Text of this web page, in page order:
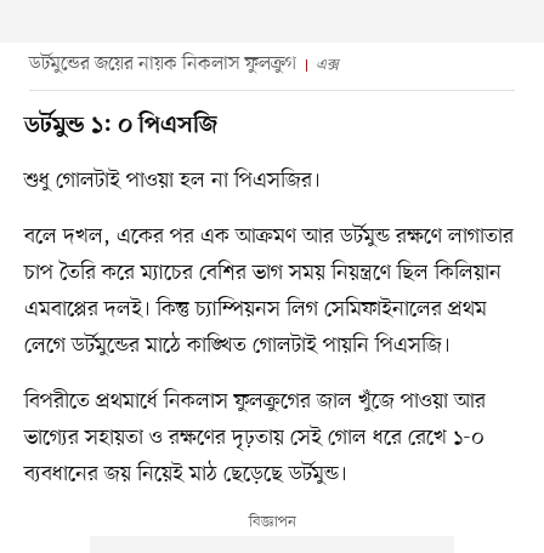
ডর্টমুন্ডের জয়ের নায়ক নিকলাস ফুলক্রুগ এক্স
ডর্টমুন্ড ১: ০ পিএসজি
শুধু গোলটাই পাওয়া হল না পিএসজির।
বলে দখল, একের পর এক আক্রমণ আর ডর্টমুন্ড রক্ষণে লাগাতার
চাপ তৈরি করে ম্যাচের বেশির ভাগ সময় নিয়ন্ত্রণে ছিল কিলিয়ান
এমবাপ্পের দলই। কিন্তু চ্যাম্পিয়নস লিগ সেমিফাইনালের প্রথম
লেগে ডর্টমুন্ডের মাঠে কাঙ্খিত গোলটাই পায়নি পিএসজি।
বিপরীতে প্রথমার্ধে নিকলাস ফুলক্রুগের জাল খুঁজে পাওয়া আর
ভাগ্যের সহায়তা ও রক্ষণের দৃঢ়তায় সেই গোল ধরে রেখে ১-০
ব্যবধানের জয় নিয়েই মাঠ ছেড়েছে ডর্টমুন্ড।